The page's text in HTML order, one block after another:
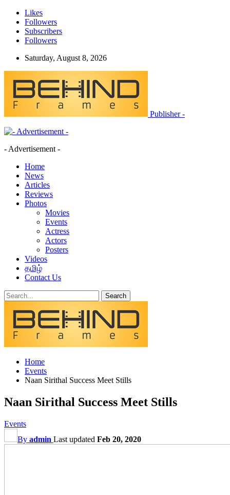
Likes
Followers
Subscribers
Followers
Saturday, August 8, 2026
Publisher -
- Advertisement -
Home
News
Articles
Reviews
Photos
Movies
Events
Actress
Actors
Posters
Videos
தமிழ்
Contact Us
Home
Events
Naan Sirithal Success Meet Stills
Naan Sirithal Success Meet Stills
Events
By admin Last updated Feb 20, 2020